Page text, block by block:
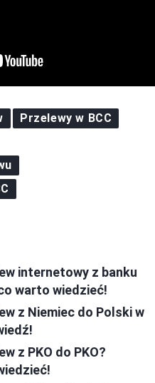
Przelewy w BCC
internetowy z banku
warto wiedzieć!
z Niemiec do Polski w
z PKO do PKO?